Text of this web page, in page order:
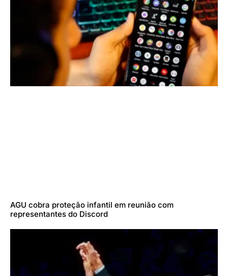
AGU cobra proteção infantil em reunião com
representantes do Discord